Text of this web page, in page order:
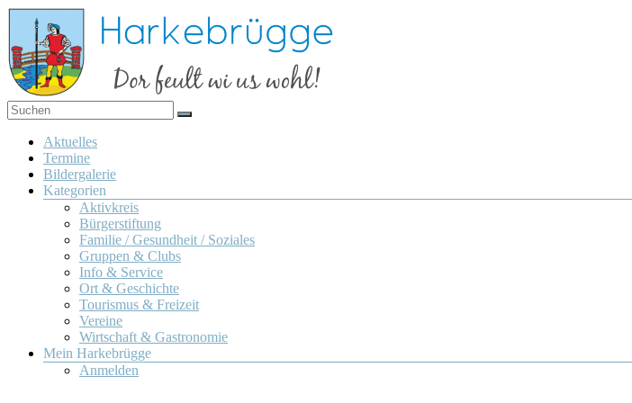
Zum
Inhalt
springen
Harkebrügge
Dor
feult
wi us
wohl!
Menü
Aktuelles
Termine
Bildergalerie
Kategorien
Aktivkreis
Bürgerstiftung
Familie / Gesundheit / Soziales
Gruppen & Clubs
Info & Service
Ort & Geschichte
Tourismus & Freizeit
Vereine
Wirtschaft & Gastronomie
Mein Harkebrügge
Anmelden